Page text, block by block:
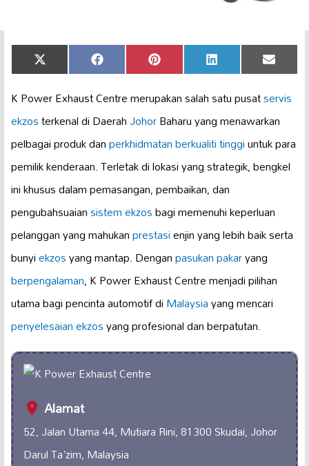
Share
on
X
(Twitter)
Share
on
Facebook Share
on
Pinterest Share
on
LinkedIn Share
on
Email
K Power Exhaust Centre merupakan salah satu pusatservis
ekzosterkenal di DaerahJohorBaharu yang menawarkan
pelbagai produk danperkhidmatan berkualiti tinggiuntuk para
pemilik kenderaan. Terletak di lokasi yang strategik, bengkel
ini khusus dalam pemasangan, pembaikan, dan
pengubahsuaiansistem ekzosbagi memenuhi keperluan
pelanggan yang mahukanprestasienjin yang lebih baik serta
bunyiekzosyang mantap. Denganpasukan pakaryang
berpengalaman, K Power Exhaust Centre menjadi pilihan
utama bagi pencinta automotif diMalaysiayang mencari
penyelesaian ekzosyang profesional dan berpatutan.
Alamat
52, Jalan Utama 44, Mutiara Rini, 81300 Skudai, Johor
Darul Ta'zim, Malaysia